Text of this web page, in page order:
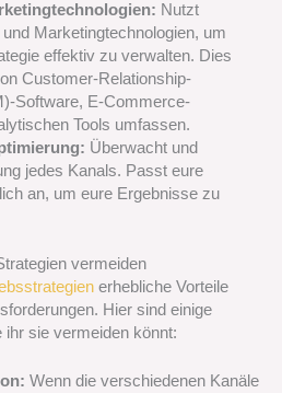
Nutzt
Marketingtechnologien, um
effektiv zu verwalten. Dies
Customer-Relationship-
Software, E-Commerce-
Tools umfassen.
Überwacht und
jedes Kanals. Passt eure
an, um eure Ergebnisse zu
vermeiden
erhebliche Vorteile
Hier sind einige
ihr sie vermeiden könnt:
Wenn die verschiedenen Kanäle